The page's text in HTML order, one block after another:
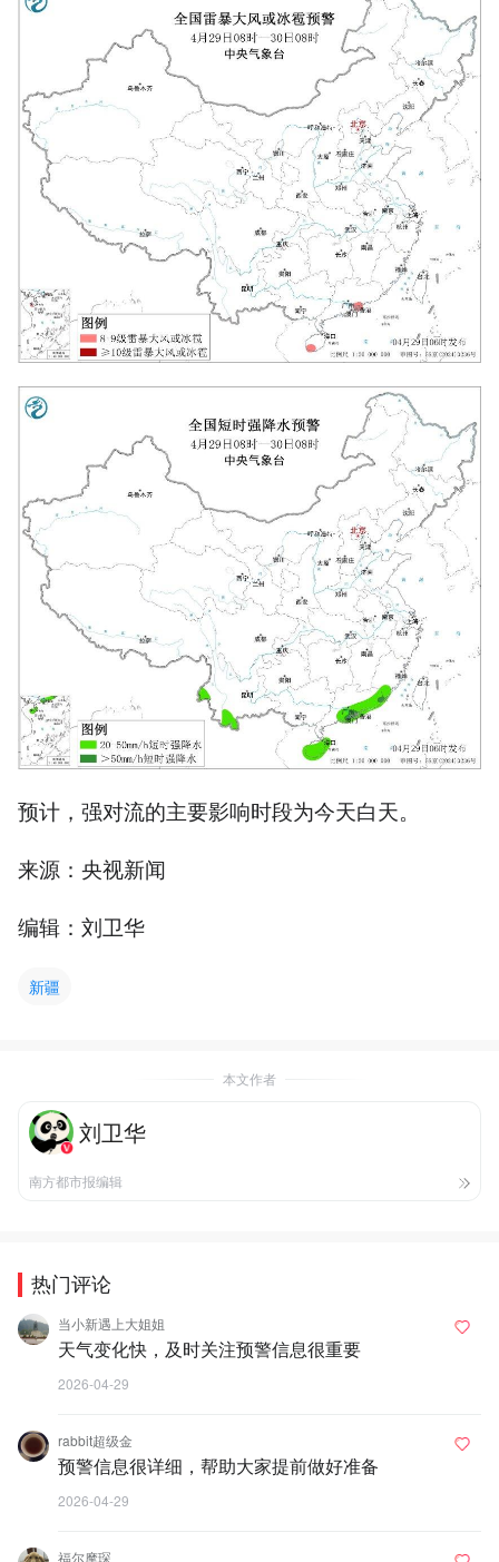
预计，强对流的主要影响时段为今天白天。
来源：央视新闻
编辑：刘卫华
新疆
本文作者
刘卫华
南方都市报编辑
热门评论
当小新遇上大姐姐
天气变化快，及时关注预警信息很重要
2026-04-29
rabbit超级金
预警信息很详细，帮助大家提前做好准备
2026-04-29
福尔摩琛